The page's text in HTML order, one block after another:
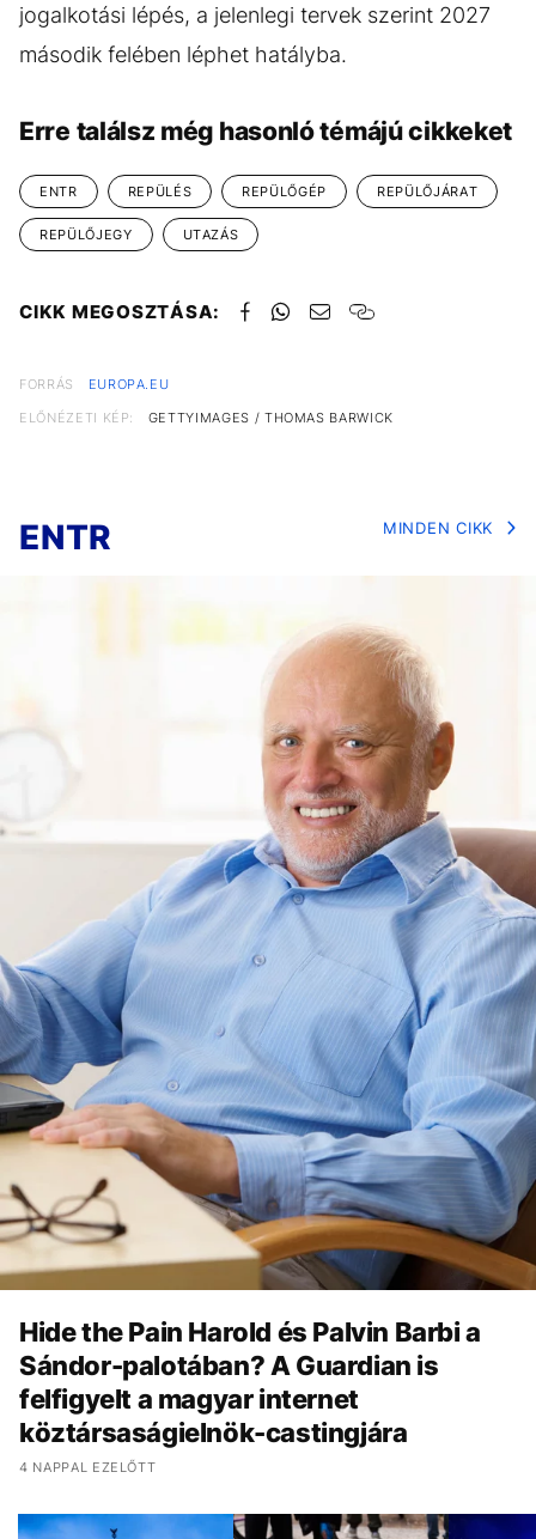
jogalkotási lépés, a jelenlegi tervek szerint 2027
második felében léphet hatályba.
Erre találsz még hasonló témájú cikkeket
ENTR REPÜLÉS REPÜLŐGÉP REPÜLŐJÁRAT
REPÜLŐJEGY UTAZÁS
CIKK MEGOSZTÁSA:
FORRÁS
EUROPA.EU
ELŐNÉZETI KÉP:
GETTYIMAGES / THOMAS BARWICK
ENTR MINDEN CIKK
Hide the Pain Harold és Palvin Barbi a
Sándor-palotában? A Guardian is
felfigyelt a magyar internet
köztársaságielnök-castingjára
4 NAPPAL EZELŐTT